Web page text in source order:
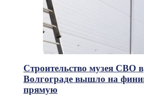
Строительство музея СВО в
Волгограде вышло на
прямую